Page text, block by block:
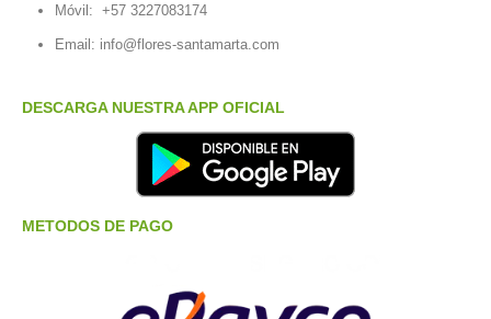
Móvil: +57 3227083174
Email: info@flores-santamarta.com
DESCARGA NUESTRA APP OFICIAL
METODOS DE PAGO